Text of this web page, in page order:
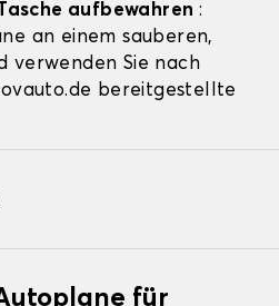
aufbewahren :
an einem sauberen,
verwenden Sie nach
bereitgestellte
für